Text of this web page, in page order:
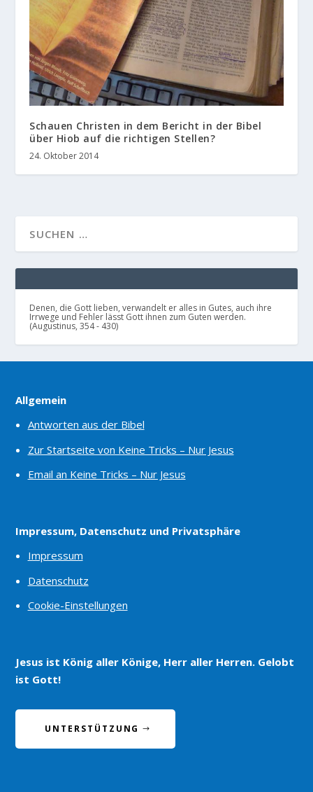
Schauen Christen in dem Bericht in der Bibel
über Hiob auf die richtigen Stellen?
24. Oktober 2014
Denen, die Gott lieben, verwandelt er alles in Gutes, auch ihre
Irrwege und Fehler lässt Gott ihnen zum Guten werden.
(Augustinus, 354 - 430)
Allgemein
Antworten aus der Bibel
Zur Startseite von Keine Tricks – Nur Jesus
Email an Keine Tricks – Nur Jesus
Impressum, Datenschutz und Privatsphäre
Impressum
Datenschutz
Cookie-Einstellungen
Jesus ist König aller Könige, Herr aller Herren. Gelobt
ist Gott!
UNTERSTÜTZUNG